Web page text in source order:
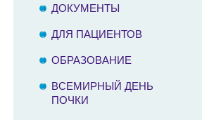
ДОКУМЕНТЫ
ДЛЯ ПАЦИЕНТОВ
ОБРАЗОВАНИЕ
ВСЕМИРНЫЙ ДЕНЬ
ПОЧКИ